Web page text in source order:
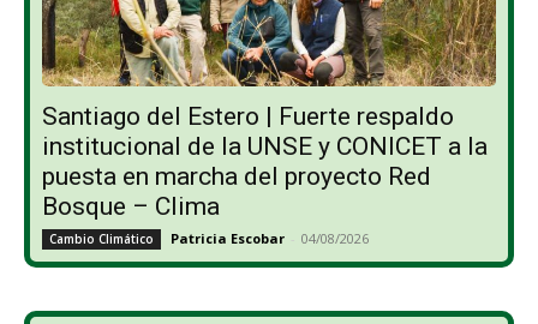
Santiago del Estero | Fuerte respaldo
institucional de la UNSE y CONICET a la
puesta en marcha del proyecto Red
Bosque – Clima
Cambio Climático Patricia Escobar - 04/08/2026